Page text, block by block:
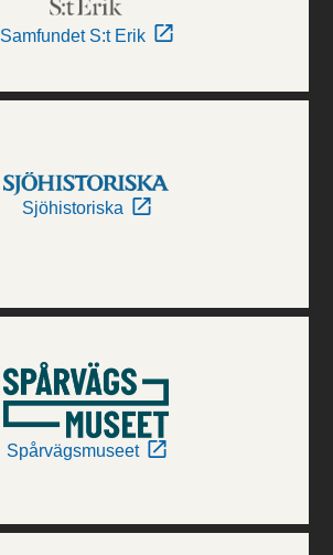
Samfundet S:t Erik
Sjöhistoriska
Spårvägsmuseet